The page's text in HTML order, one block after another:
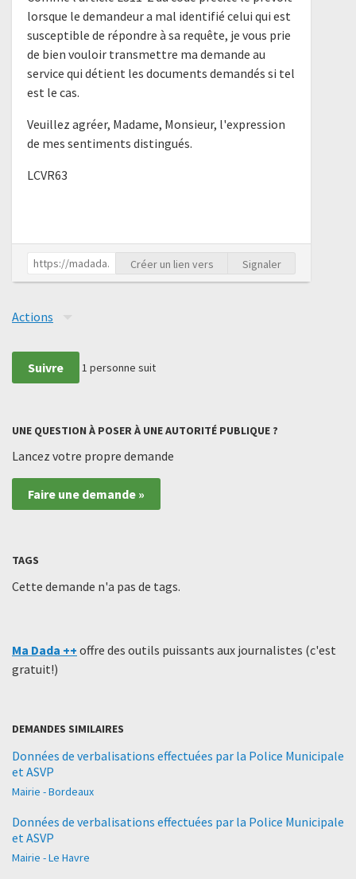
lorsque le demandeur a mal identifié celui qui est
susceptible de répondre à sa requête, je vous prie
de bien vouloir transmettre ma demande au
service qui détient les documents demandés si tel
est le cas.
Veuillez agréer, Madame, Monsieur, l'expression
de mes sentiments distingués.
LCVR63
Créer un lien vers Signaler
Actions
Suivre 1 personne suit
UNE QUESTION À POSER À UNE AUTORITÉ PUBLIQUE ?
Lancez votre propre demande
Faire une demande »
TAGS
Cette demande n'a pas de tags.
Ma Dada ++ offre des outils puissants aux journalistes (c'est
gratuit!)
DEMANDES SIMILAIRES
Données de verbalisations effectuées par la Police Municipale
et ASVP
Mairie - Bordeaux
Données de verbalisations effectuées par la Police Municipale
et ASVP
Mairie - Le Havre